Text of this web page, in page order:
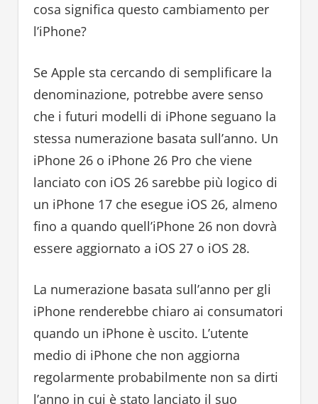
cosa significa questo cambiamento per
l’iPhone?
Se Apple sta cercando di semplificare la
denominazione, potrebbe avere senso
che i futuri modelli di iPhone seguano la
stessa numerazione basata sull’anno. Un
iPhone 26 o iPhone 26 Pro che viene
lanciato con iOS 26 sarebbe più logico di
un iPhone 17 che esegue iOS 26, almeno
fino a quando quell’iPhone 26 non dovrà
essere aggiornato a iOS 27 o iOS 28.
La numerazione basata sull’anno per gli
iPhone renderebbe chiaro ai consumatori
quando un iPhone è uscito. L’utente
medio di iPhone che non aggiorna
regolarmente probabilmente non sa dirti
l’anno in cui è stato lanciato il suo